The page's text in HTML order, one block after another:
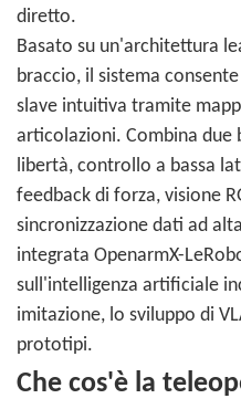
diretto.
Basato su un'architettura
braccio, il sistema
slave intuitiva tramite
articolazioni. Combina due
libertà, controllo a bassa
feedback di forza, visione
sincronizzazione dati ad
integrata OpenarmX-
sull'intelligenza artificiale
imitazione, lo sviluppo di
prototipi.
Che cos'è la